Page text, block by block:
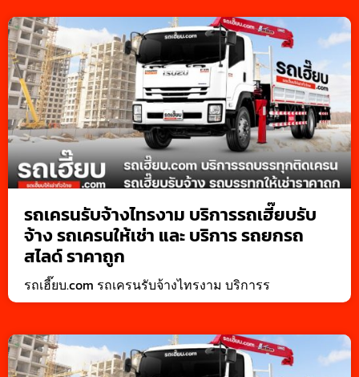
รถเครนรับจ้างไทรงาม บริการรถเฮี๊ยบรับ
จ้าง รถเครนให้เช่า และ บริการ รถยกรถ
สไลด์ ราคาถูก
รถเฮี๊ยบ.com รถเครนรับจ้างไทรงาม บริการร